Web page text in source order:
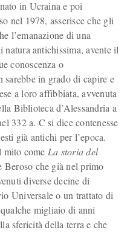
in Ucraina e poi
nel 1978, asserisce che gli
l’emanazione di una
antichissima, avente il
conoscenza o
sarebbe in grado di capire e
a loro affibbiata, avvenuta
Biblioteca d’Alessandria a
332 a. C si dice contenesse
già antichi per l’epoca.
mito come La storia del
Beroso che già nel primo
diverse decine di
Universale o un trattato di
migliaio di anni
sfericità della terra e che